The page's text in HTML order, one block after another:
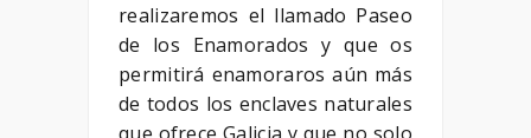
realizaremos el llamado Paseo
de los Enamorados y que os
permitirá enamoraros aún más
de todos los enclaves naturales